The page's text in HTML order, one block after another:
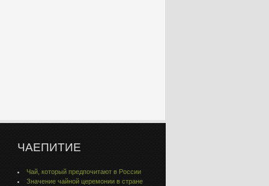
ЧАЕПИТИЕ
Чай, который предпочитают в России
Значение чайной церемонии в стране